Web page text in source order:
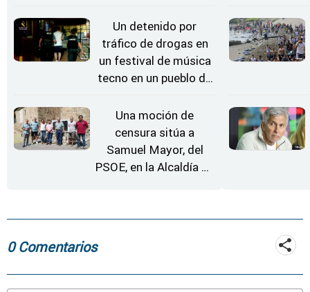
Un detenido por
tráfico de drogas en
un festival de música
tecno en un pueblo de
Una moción de
censura sitúa a
Samuel Mayor, del
PSOE, en la Alcaldía de
0 Comentarios